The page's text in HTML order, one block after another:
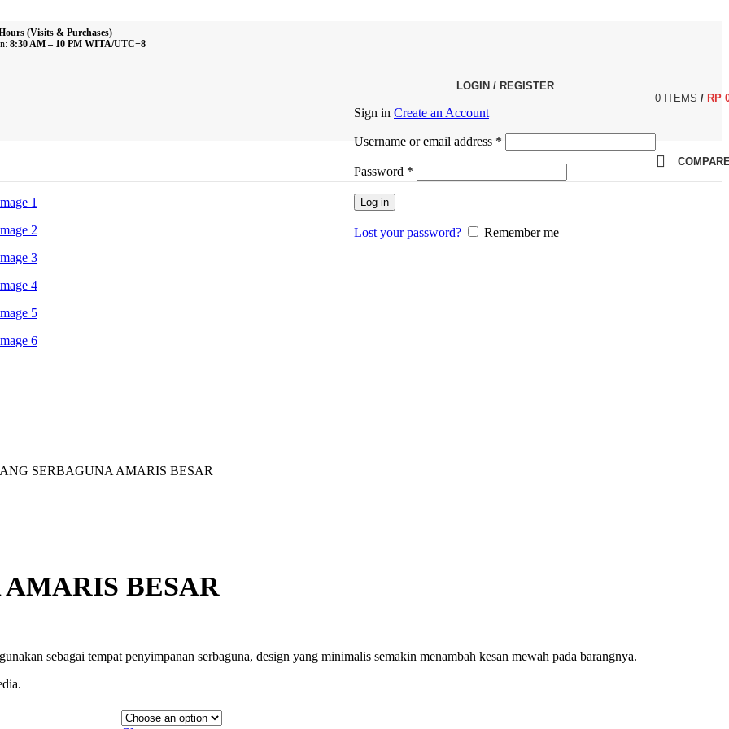
(Visits & Purchases)
8:30 AM – 10 PM WITA/UTC+8
0 ITEMS / RP
LOGIN / REGISTER
Sign in Create an Account
Username or email address *
Password *
Log in
Lost your password? Remember me
SERBAGUNA AMARIS BESAR
BESAR
sebagai tempat penyimpanan serbaguna, design yang minimalis semakin menambah kesan mewah pada barangnya.